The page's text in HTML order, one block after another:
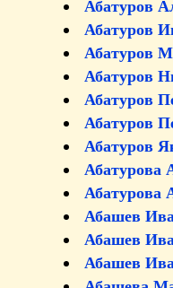
Абатуров
Абатуров
Абатуров
Абатуров
Абатуров
Абатуров
Абатуров
Абатурова
Абатурова
Абашев
Абашев
Абашев